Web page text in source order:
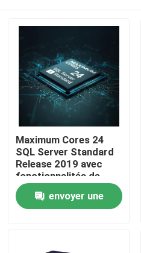
À la maison
Produits
Vidéos
Maximum Cores 24
SQL Server Standard
Release 2019 avec
fonctionnalités de
sécurité oui fournit
des solutions
sécurisées de
données d'entreprise
envoyer une